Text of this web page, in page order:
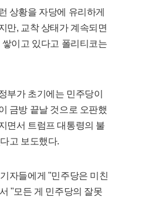
상황을 자당에 유리하게
만, 교착 상태가 계속되면
이고 있다고 폴리티코는
부가 초기에는 민주당이
금방 끝날 것으로 오판했
면서 트럼프 대통령의 불
고 보도했다.
자들에게 "민주당은 미친
"모든 게 민주당의 잘못